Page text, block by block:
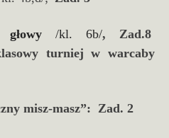
głowy /kl. 6b/, Zad.8
turniej w warcaby
misz-masz”: Zad. 2